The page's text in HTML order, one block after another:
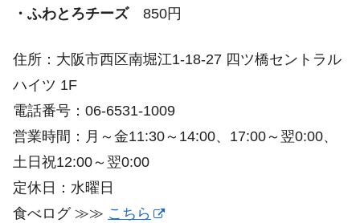
・ふわとろチーズ850円
住所：大阪市西区南堀江1-18-27 四ツ橋セントラル
ハイツ 1F
電話番号：06-6531-1009
営業時間：月～金11:30～14:00、17:00～翌0:00、
土日祝12:00～翌0:00
定休日：水曜日
食べログ ≫≫ こちら